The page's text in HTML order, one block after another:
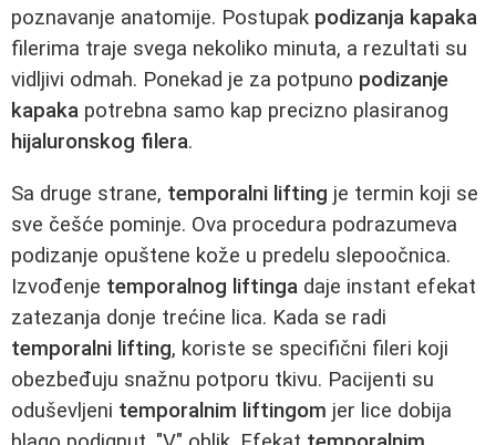
poznavanje anatomije. Postupak podizanja kapaka
filerima traje svega nekoliko minuta, a rezultati su
vidljivi odmah. Ponekad je za potpuno podizanje
kapaka potrebna samo kap precizno plasiranog
hijaluronskog filera.
Sa druge strane, temporalni lifting je termin koji se
sve češće pominje. Ova procedura podrazumeva
podizanje opuštene kože u predelu slepoočnica.
Izvođenje temporalnog liftinga daje instant efekat
zatezanja donje trećine lica. Kada se radi
temporalni lifting, koriste se specifični fileri koji
obezbeđuju snažnu potporu tkivu. Pacijenti su
oduševljeni temporalnim liftingom jer lice dobija